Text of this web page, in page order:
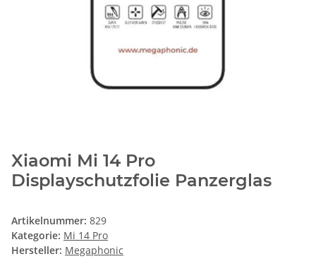
Xiaomi Mi 14 Pro
Displayschutzfolie Panzerglas
Artikelnummer: 829
Kategorie: Mi 14 Pro
Hersteller: Megaphonic